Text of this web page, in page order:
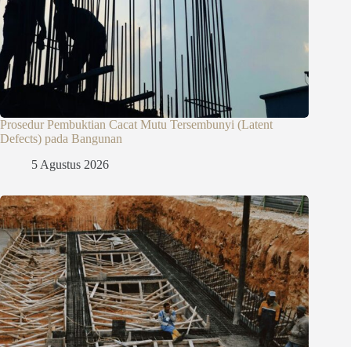
Prosedur Pembuktian Cacat Mutu Tersembunyi (Latent
Defects) pada Bangunan
5 Agustus 2026